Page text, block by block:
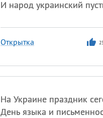
И народ украинский
Открытка
На Украине праздник
День языка и